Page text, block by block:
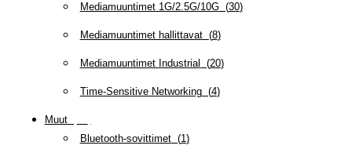
Mediamuuntimet 1G/2.5G/10G(30)
Mediamuuntimet hallittavat(8)
Mediamuuntimet Industrial (20)
Time-Sensitive Networking(4)
Muut(
Bluetooth-sovittimet(1)